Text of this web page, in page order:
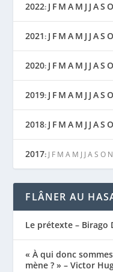
2022: J F M A M J J AS O
2021: J F M A M J J AS O
2020: J F M A M J J AS O
2019: J F M A M J J AS O
2018: J F M A M J J AS O
2017: J F M A M J J A S O N
FLÂNER AU
Le prétexte – Birago
« À qui donc
mène ? » – Victor